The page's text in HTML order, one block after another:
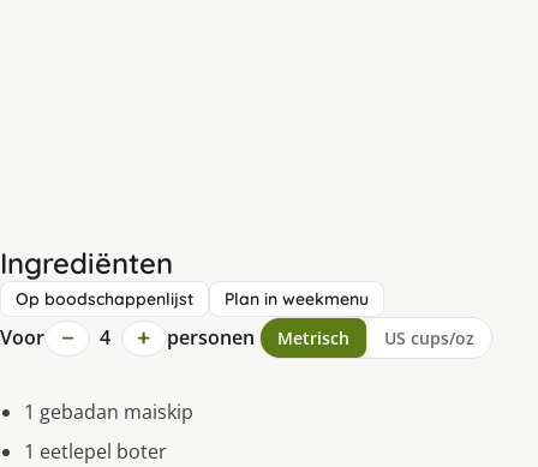
Ingrediënten
Op boodschappenlijst Plan in weekmenu
Voor − 4 + personen Metrisch US cups/oz
1 gebadan maiskip
1 eetlepel boter